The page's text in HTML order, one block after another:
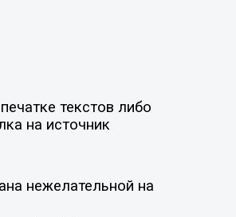
текстов либо
на источник
нежелательной на